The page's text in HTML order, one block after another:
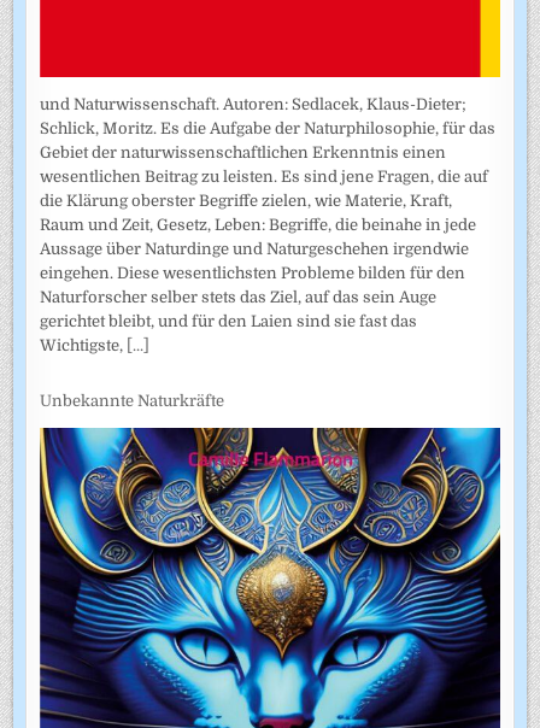
und Naturwissenschaft. Autoren: Sedlacek, Klaus-Dieter;
Schlick, Moritz. Es die Aufgabe der Naturphilosophie, für das
Gebiet der naturwissenschaftlichen Erkenntnis einen
wesentlichen Beitrag zu leisten. Es sind jene Fragen, die auf
die Klärung oberster Begriffe zielen, wie Materie, Kraft,
Raum und Zeit, Gesetz, Leben: Begriffe, die beinahe in jede
Aussage über Naturdinge und Naturgeschehen irgendwie
eingehen. Diese wesentlichsten Probleme bilden für den
Naturforscher selber stets das Ziel, auf das sein Auge
gerichtet bleibt, und für den Laien sind sie fast das
Wichtigste, [...]
Unbekannte Naturkräfte